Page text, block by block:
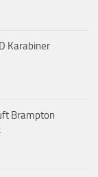
Karabiner
Brampton